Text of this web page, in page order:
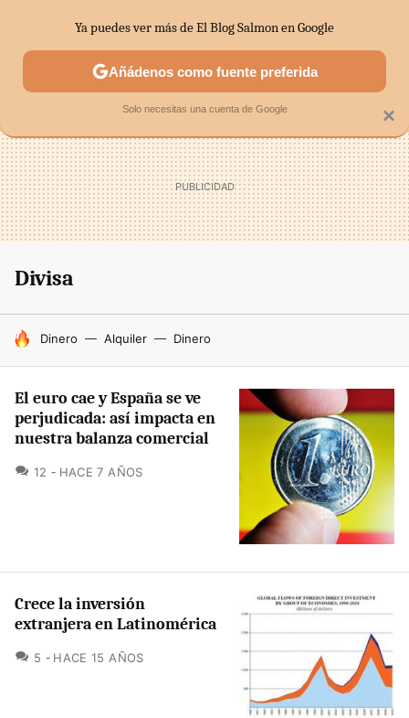
MENÚ NUEVO
ECONOMÍA DOMÉSTICA MERCADOS
Divisa
HOY SE HABLA DE
Dinero Alquiler Dinero
El euro cae y España se ve
perjudicada: así impacta en
nuestra balanza comercial
12 COMENTARIOS
HACE 7 AÑOS
Crece la inversión
extranjera en Latinomérica
5 COMENTARIOS
HACE 15 AÑOS
×
Ya puedes ver más de El Blog Salmon en Google
Añádenos como fuente preferida
Solo necesitas una cuenta de Google